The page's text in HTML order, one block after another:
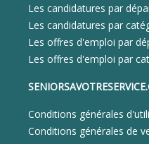
Les candidatures par
Les candidatures par
Les offres d'emploi par
Les offres d'emploi par
Conditions générales
Conditions générales de